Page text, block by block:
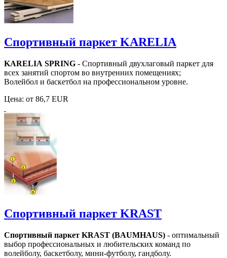
Спортивный паркет KARELIA
KARELIA SPRING - Спортивный двухлаговый паркет для
всех занятий спортом во внутренних помещениях;
Волейбол и баскетбол на профессиональном уровне.
Цена: от 86,7 EUR
Спортивный паркет KRAST
Спортивный паркет KRAST (BAUMHAUS) - оптимальный
выбор профессиональных и любительских команд по
волейболу, баскетболу, мини-футболу, гандболу.